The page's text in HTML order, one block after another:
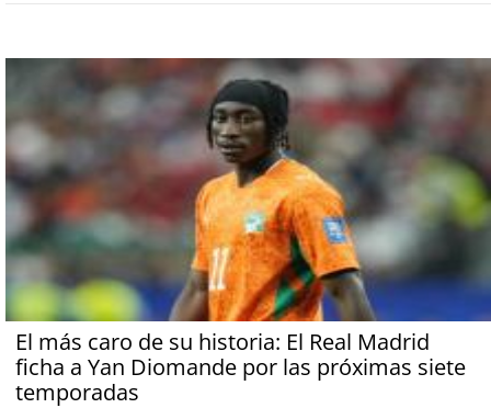
El más caro de su historia: El Real Madrid
ficha a Yan Diomande por las próximas siete
temporadas